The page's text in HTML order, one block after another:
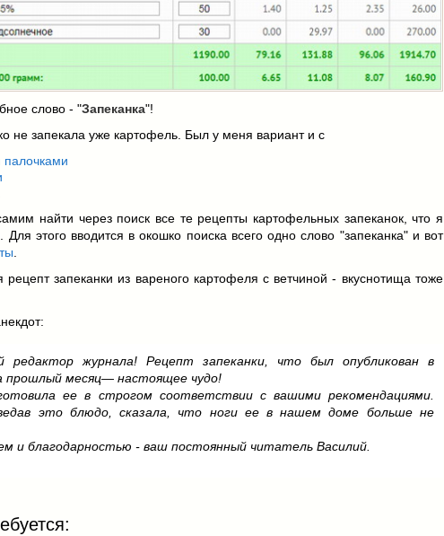
слово - "Запеканка"!
не запекала уже картофель. Был у меня вариант и с
найти через поиск все те рецепты картофельных запеканок, что я
Для этого вводится в окошко поиска всего одно слово "запеканка" и вот
рецепт запеканки из вареного картофеля с ветчиной - вкуснотища тоже
редактор журнала! Рецепт запеканки, что был опубликован в
прошлый месяц— настоящее чудо!
ее в строгом соответствии с вашими рекомендациями.
это блюдо, сказала, что ноги ее в нашем доме больше не
и благодарностью - ваш постоянный читатель Василий.